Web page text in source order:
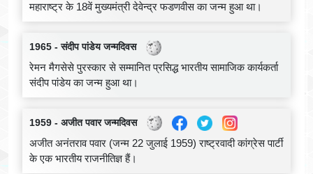
महाराष्ट्र के 18वें मुख्यमंत्री देवेन्द्र फडणवीस का जन्म हुआ था।
1965 - संदीप पांडेय जन्मदिवस
रेमन मैगसेसे पुरस्कार से सम्मानित प्रसिद्ध भारतीय सामाजिक कार्यकर्ता
संदीप पांडेय का जन्म हुआ था।
1959 - अजीत पवार जन्मदिवस
अजीत अनंतराव पवार (जन्म 22 जुलाई 1959) राष्ट्रवादी कांग्रेस पार्टी
के एक भारतीय राजनीतिज्ञ हैं।